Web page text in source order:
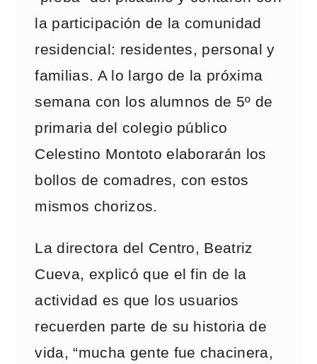
la participación de la comunidad
residencial: residentes, personal y
familias. A lo largo de la próxima
semana con los alumnos de 5º de
primaria del colegio público
Celestino Montoto elaborarán los
bollos de comadres, con estos
mismos chorizos.
La directora del Centro, Beatriz
Cueva, explicó que el fin de la
actividad es que los usuarios
recuerden parte de su historia de
vida, “mucha gente fue chacinera,